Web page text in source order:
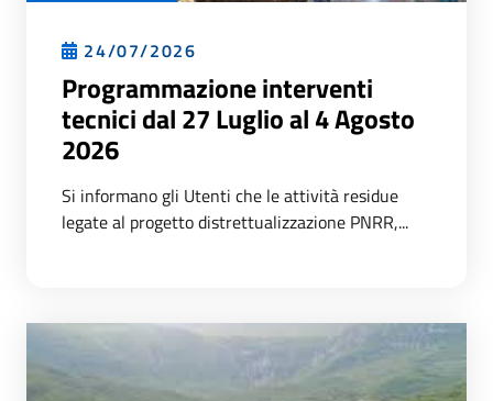
24/07/2026
Programmazione interventi
tecnici dal 27 Luglio al 4 Agosto
2026
Si informano gli Utenti che le attività residue
legate al progetto distrettualizzazione PNRR,...